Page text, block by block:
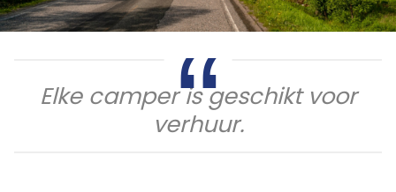
Elke camper is geschikt voor
verhuur.